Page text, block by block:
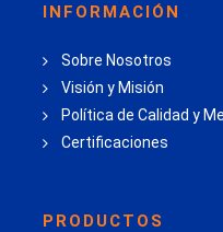
INFORMACIÓN
Sobre Nosotros
Visión y Misión
Política de Calidad y
Certificaciones
PRODUCTOS